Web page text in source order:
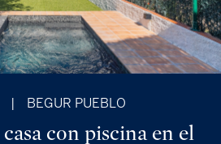
BEGUR PUEBLO
con piscina en el